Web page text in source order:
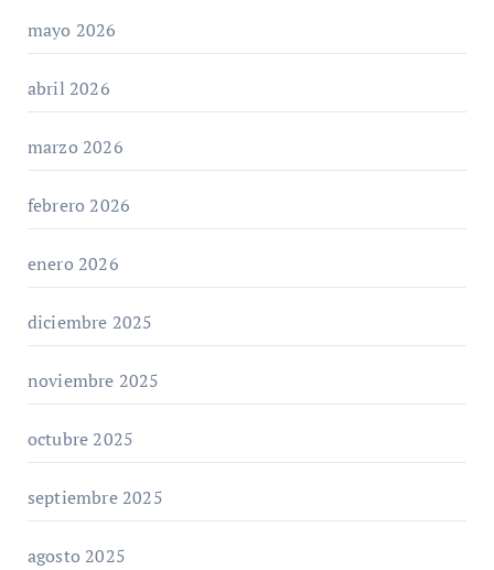
mayo 2026
abril 2026
marzo 2026
febrero 2026
enero 2026
diciembre 2025
noviembre 2025
octubre 2025
septiembre 2025
agosto 2025